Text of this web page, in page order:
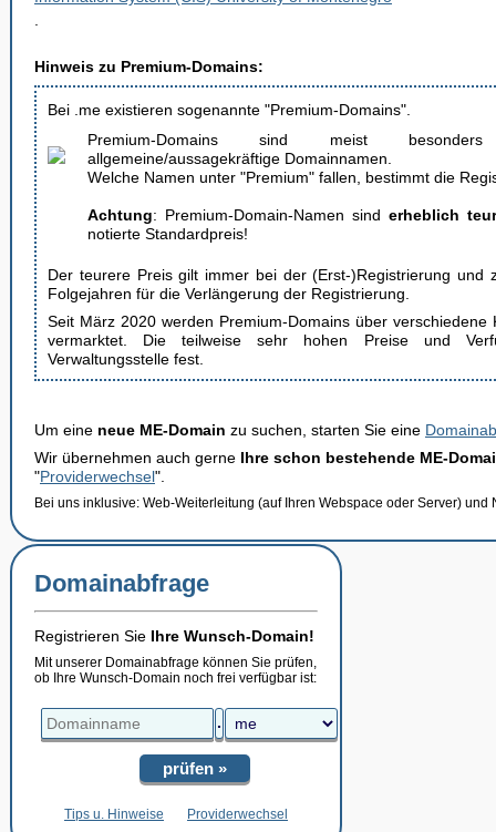
Hinweis zu Premium-Domains:
Bei .me existieren sogenannte "Premium-Domains".
Premium-Domains sind meist
allgemeine/aussagekräftige Domainnamen.
Welche Namen unter "Premium" fallen, bestimmt die
Achtung: Premium-Domain-Namen sind erheblich
notierte Standardpreis!
Der teurere Preis gilt immer bei der (Erst-)Registrierung und
Folgejahren für die Verlängerung der Registrierung.
Seit März 2020 werden Premium-Domains über verschiedene
vermarktet. Die teilweise sehr hohen Preise und
Verwaltungsstelle fest.
Um eine neue ME-Domain zu suchen, starten Sie eine
Wir übernehmen auch gerne Ihre schon bestehende ME-
"Providerwechsel".
Bei uns inklusive: Web-Weiterleitung (auf Ihren Webspace oder Server) und
Domainabfrage
Registrieren Sie Ihre Wunsch-Domain!
Mit unserer Domainabfrage können Sie prüfen,
ob Ihre Wunsch-Domain noch frei verfügbar ist:
.
prüfen »
Tips u. Hinweise Providerwechsel